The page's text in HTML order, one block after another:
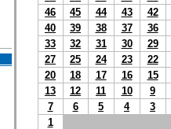
46
45 44 43 42
40
39 38 37 36
33
32 31 30 29
27
25 24 23 22
20
18 17 16 15
13
12 11 10 9
7
6 5 4 3
1